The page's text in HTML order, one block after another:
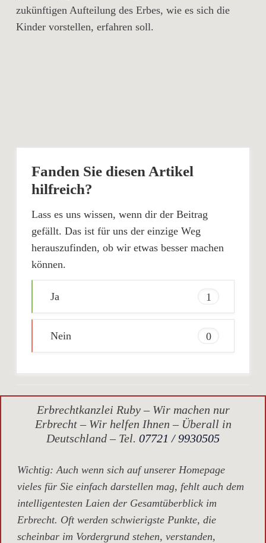
zukünftigen Aufteilung des Erbes, wie es sich die
Kinder vorstellen, erfahren soll.
Fanden Sie diesen Artikel
hilfreich?
Lass es uns wissen, wenn dir der Beitrag
gefällt. Das ist für uns der einzige Weg
herauszufinden, ob wir etwas besser machen
können.
Ja 1
Nein 0
Erbrechtkanzlei Ruby – Wir machen nur
Erbrecht – Wir helfen Ihnen – Überall in
Deutschland – Tel. 07721 / 9930505
Wichtig: Auch wenn sich auf unserer Homepage
vieles für Sie einfach darstellen mag, fehlt auch dem
intelligentesten Laien der Gesamtüberblick im
Erbrecht. Oft werden schwierigste Punkte, die
scheinbar im Vordergrund stehen, verstanden,